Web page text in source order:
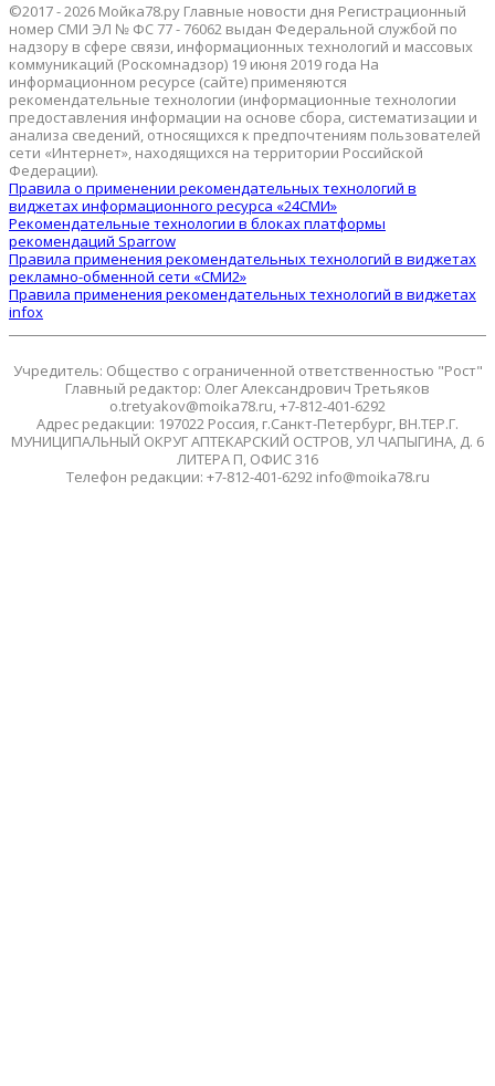
©2017 - 2026 Мойка78.ру Главные новости дня Регистрационный
номер СМИ ЭЛ № ФС 77 - 76062 выдан Федеральной службой по
надзору в сфере связи, информационных технологий и массовых
коммуникаций (Роскомнадзор) 19 июня 2019 года На
информационном ресурсе (сайте) применяются
рекомендательные технологии (информационные технологии
предоставления информации на основе сбора, систематизации и
анализа сведений, относящихся к предпочтениям пользователей
сети «Интернет», находящихся на территории Российской
Федерации).
Правила о применении рекомендательных технологий в
виджетах информационного ресурса «24СМИ»
Рекомендательные технологии в блоках платформы
рекомендаций Sparrow
Правила применения рекомендательных технологий в виджетах
рекламно-обменной сети «СМИ2»
Правила применения рекомендательных технологий в виджетах
infox
Учредитель: Общество с ограниченной ответственностью "Рост"
Главный редактор: Олег Александрович Третьяков
o.tretyakov@moika78.ru, +7-812-401-6292
Адрес редакции: 197022 Россия, г.Санкт-Петербург, ВН.ТЕР.Г.
МУНИЦИПАЛЬНЫЙ ОКРУГ АПТЕКАРСКИЙ ОСТРОВ, УЛ ЧАПЫГИНА, Д. 6
ЛИТЕРА П, ОФИС 316
Телефон редакции: +7-812-401-6292 info@moika78.ru